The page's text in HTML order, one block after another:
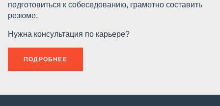
подготовиться к собеседованию, грамотно составить
резюме.
Нужна консультация по карьере?
ПОДРОБНЕЕ